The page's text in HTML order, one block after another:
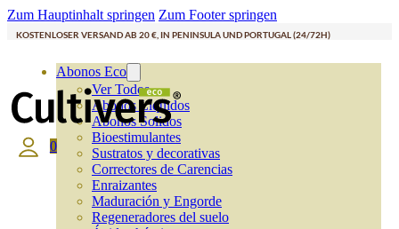
Zum Hauptinhalt springen Zum Footer springen
KOSTENLOSER VERSAND AB 20 €, IN PENINSULA UND PORTUGAL (24/72H)
Abonos Eco
Ver Todos
Abonos Líquidos
Abonos Solidos
Bioestimulantes
Sustratos y decorativas
Correctores de Carencias
Enraizantes
Maduración y Engorde
Regeneradores del suelo
0